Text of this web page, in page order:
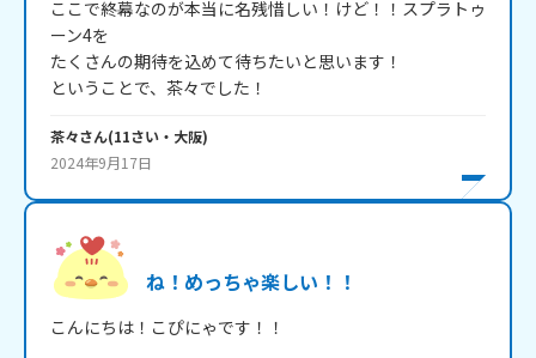
ここで終幕なのが本当に名残惜しい！けど！！スプラトゥ
ーン4を
たくさんの期待を込めて待ちたいと思います！
ということで、茶々でした！
茶々さん(11さい・ 大阪)
2024年9月17日
ね！めっちゃ楽しい！！
こんにちは！こぴにゃです！！